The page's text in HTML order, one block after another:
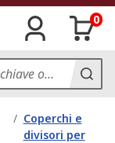
0
/ Coperchi e
divisori per